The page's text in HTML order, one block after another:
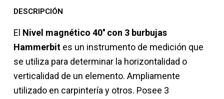
DESCRIPCIÓN
El Nivel magnético 40'' con 3 burbujas
Hammerbit es un instrumento de medición que
se utiliza para determinar la horizontalidad o
verticalidad de un elemento. Ampliamente
utilizado en carpintería y otros. Posee 3